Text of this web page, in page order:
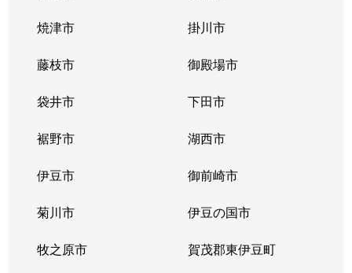
焼津市 掛川市
藤枝市 御殿場市
袋井市 下田市
裾野市 湖西市
伊豆市 御前崎市
菊川市 伊豆の国市
牧之原市 賀茂郡東伊豆町